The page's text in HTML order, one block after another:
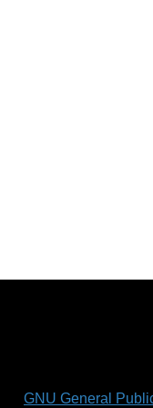
GNU General